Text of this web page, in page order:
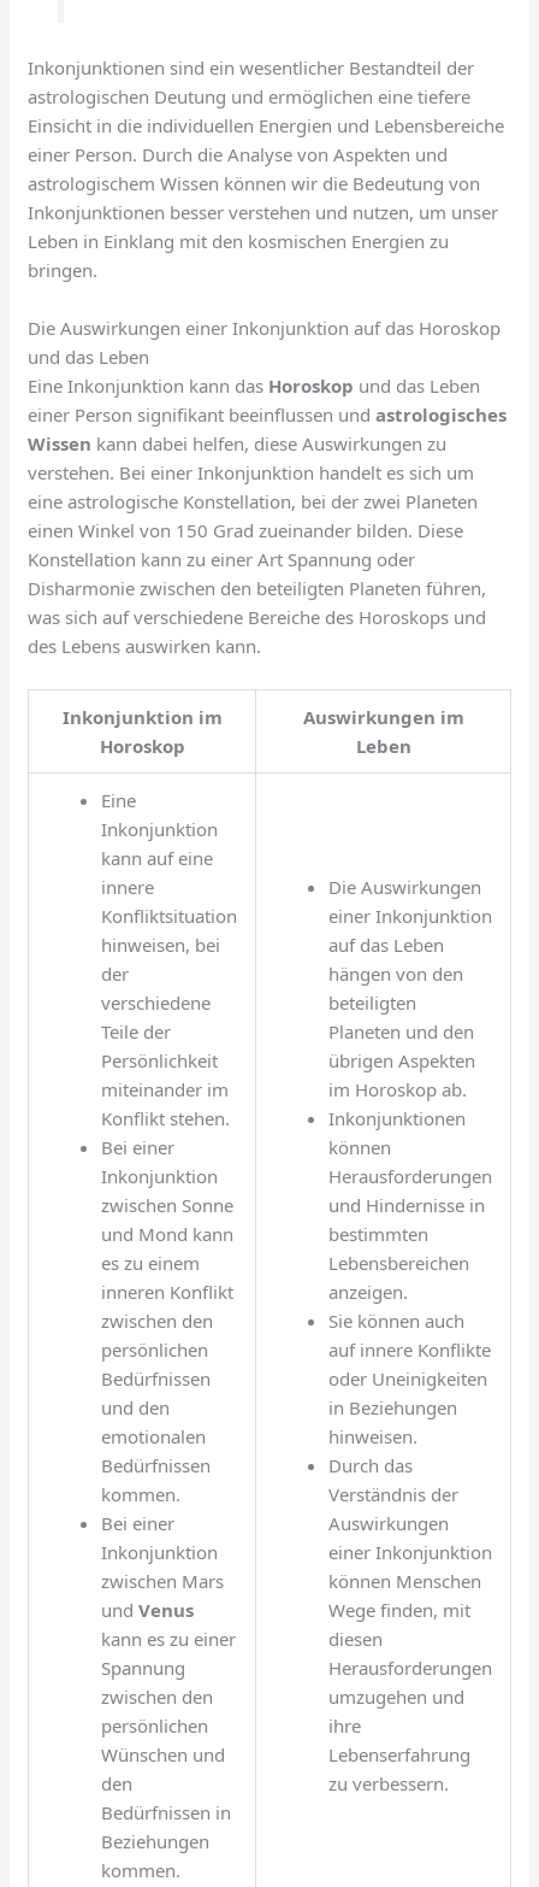
Inkonjunktionen sind ein wesentlicher Bestandteil der
astrologischen Deutung und ermöglichen eine tiefere
Einsicht in die individuellen Energien und Lebensbereiche
einer Person. Durch die Analyse von Aspekten und
astrologischem Wissen können wir die Bedeutung von
Inkonjunktionen besser verstehen und nutzen, um unser
Leben in Einklang mit den kosmischen Energien zu
bringen.
Die Auswirkungen einer Inkonjunktion auf das Horoskop
und das Leben
Eine Inkonjunktion kann das Horoskop und das Leben
einer Person signifikant beeinflussen undastrologisches
Wissen kann dabei helfen, diese Auswirkungen zu
verstehen. Bei einer Inkonjunktion handelt es sich um
eine astrologische Konstellation, bei der zwei Planeten
einen Winkel von 150 Grad zueinander bilden. Diese
Konstellation kann zu einer Art Spannung oder
Disharmonie zwischen den beteiligten Planeten führen,
was sich auf verschiedene Bereiche des Horoskops und
des Lebens auswirken kann.
Inkonjunktion im
Horoskop
Auswirkungen im
Leben
Eine
Inkonjunktion
kann auf eine
innere
Konfliktsituation
hinweisen, bei
der
verschiedene
Teile der
Persönlichkeit
miteinander im
Konflikt stehen.
Bei einer
Inkonjunktion
zwischen Sonne
und Mond kann
es zu einem
inneren Konflikt
zwischen den
persönlichen
Bedürfnissen
und den
emotionalen
Bedürfnissen
kommen.
Bei einer
Inkonjunktion
zwischen Mars
undVenus
kann es zu einer
Spannung
zwischen den
persönlichen
Wünschen und
den
Bedürfnissen in
Beziehungen
kommen.
Die Auswirkungen
einer Inkonjunktion
auf das Leben
hängen von den
beteiligten
Planeten und den
übrigen Aspekten
im Horoskop ab.
Inkonjunktionen
können
Herausforderungen
und Hindernisse in
bestimmten
Lebensbereichen
anzeigen.
Sie können auch
auf innere Konflikte
oder Uneinigkeiten
in Beziehungen
hinweisen.
Durch das
Verständnis der
Auswirkungen
einer Inkonjunktion
können Menschen
Wege finden, mit
diesen
Herausforderungen
umzugehen und
ihre
Lebenserfahrung
zu verbessern.